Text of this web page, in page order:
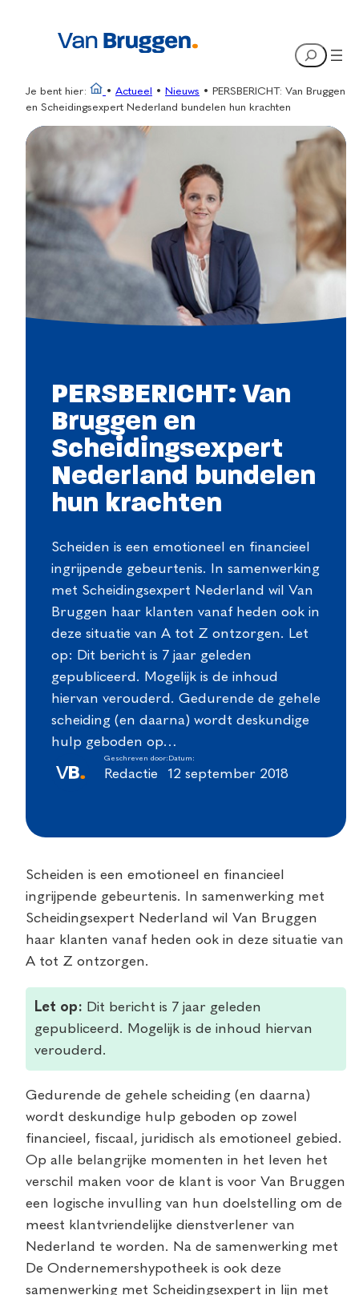
Search
Je bent hier: • Actueel • Nieuws •
PERSBERICHT: Van Bruggen
en Scheidingsexpert Nederland bundelen hun krachten
PERSBERICHT: Van
Bruggen en
Scheidingsexpert
Nederland bundelen
hun krachten
Scheiden is een emotioneel en financieel
ingrijpende gebeurtenis. In samenwerking
met Scheidingsexpert Nederland wil Van
Bruggen haar klanten vanaf heden ook in
deze situatie van A tot Z ontzorgen. Let
op: Dit bericht is 7 jaar geleden
gepubliceerd. Mogelijk is de inhoud
hiervan verouderd. Gedurende de gehele
scheiding (en daarna) wordt deskundige
hulp geboden op…
Geschreven door:
Redactie
Datum:
12 september 2018
Scheiden is een emotioneel en financieel
ingrijpende gebeurtenis. In samenwerking met
Scheidingsexpert Nederland wil Van Bruggen
haar klanten vanaf heden ook in deze situatie van
A tot Z ontzorgen.
Let op: Dit bericht is 7 jaar geleden
gepubliceerd. Mogelijk is de inhoud hiervan
verouderd.
Gedurende de gehele scheiding (en daarna)
wordt deskundige hulp geboden op zowel
financieel, fiscaal, juridisch als emotioneel gebied.
Op alle belangrijke momenten in het leven het
verschil maken voor de klant is voor Van Bruggen
een logische invulling van hun doelstelling om de
meest klantvriendelijke dienstverlener van
Nederland te worden. Na de samenwerking met
De Ondernemershypotheek is ook deze
samenwerking met Scheidingsexpert in lijn met